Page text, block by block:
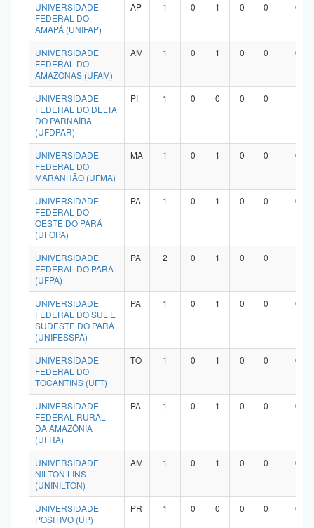
UNIVERSIDADE
FEDERAL DO
AMAPÁ (UNIFAP)
AP 1 0 1 0 0 0
UNIVERSIDADE
FEDERAL DO
AMAZONAS (UFAM)
AM 1 0 1 0 0 0
UNIVERSIDADE
FEDERAL DO DELTA
DO PARNAÍBA
(UFDPAR)
PI 1 0 0 0 0
UNIVERSIDADE
FEDERAL DO
MARANHÃO (UFMA)
MA 1 0 1 0 0 0
UNIVERSIDADE
FEDERAL DO
OESTE DO PARÁ
(UFOPA)
PA 1 0 1 0 0 0
UNIVERSIDADE
FEDERAL DO PARÁ
(UFPA)
PA 2 0 1 0 0
UNIVERSIDADE
FEDERAL DO SUL E
SUDESTE DO PARÁ
(UNIFESSPA)
PA 1 0 1 0 0 0
UNIVERSIDADE
FEDERAL DO
TOCANTINS (UFT)
TO 1 0 1 0 0 0
UNIVERSIDADE
FEDERAL RURAL
DA AMAZÔNIA
(UFRA)
PA 1 0 1 0 0 0
UNIVERSIDADE
NILTON LINS
(UNINILTON)
AM 1 0 1 0 0 0
UNIVERSIDADE
POSITIVO (UP)
PR 1 0 0 0 0 0